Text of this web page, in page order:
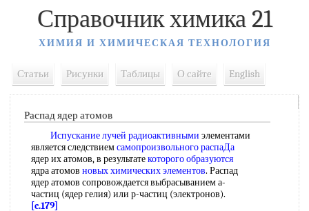
Справочник химика 21
ХИМИЯ И ХИМИЧЕСКАЯ ТЕХНОЛОГИЯ
Статьи Рисунки Таблицы О сайте English
Распад ядер атомов
Испускание лучей радиоактивными элементами
является следствиемсамопроизвольного распаДа
ядер их атомов, в результатекоторого образуются
ядра атомов новых химических элементов. Распад
ядер атомов сопровождается выбрасыванием а-
частиц (ядер гелия) или р-частиц (электронов).
[c.179]